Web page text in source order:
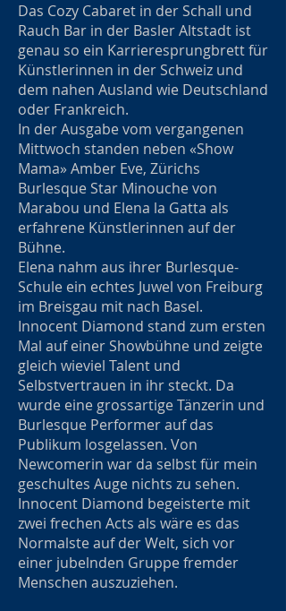
Das Cozy Cabaret in der Schall und
Rauch Bar in der Basler Altstadt ist
genau so ein Karrieresprungbrett für
Künstlerinnen in der Schweiz und
dem nahen Ausland wie Deutschland
oder Frankreich.
In der Ausgabe vom vergangenen
Mittwoch standen neben «Show
Mama» Amber Eve, Zürichs
Burlesque Star Minouche von
Marabou und Elena la Gatta als
erfahrene Künstlerinnen auf der
Bühne.
Elena nahm aus ihrer Burlesque-
Schule ein echtes Juwel von Freiburg
im Breisgau mit nach Basel.
Innocent Diamond stand zum ersten
Mal auf einer Showbühne und zeigte
gleich wieviel Talent und
Selbstvertrauen in ihr steckt. Da
wurde eine grossartige Tänzerin und
Burlesque Performer auf das
Publikum losgelassen. Von
Newcomerin war da selbst für mein
geschultes Auge nichts zu sehen.
Innocent Diamond begeisterte mit
zwei frechen Acts als wäre es das
Normalste auf der Welt, sich vor
einer jubelnden Gruppe fremder
Menschen auszuziehen.